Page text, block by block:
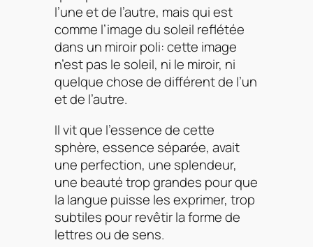
l’une et de l’autre, mais qui est
comme l’image du soleil reflétée
dans un miroir poli: cette image
n’est pas le soleil, ni le miroir, ni
quelque chose de différent de l’un
et de l’autre.
Il vit que l’essence de cette
sphère, essence séparée, avait
une perfection, une splendeur,
une beauté trop grandes pour que
la langue puisse les exprimer, trop
subtiles pour revêtir la forme de
lettres ou de sens.